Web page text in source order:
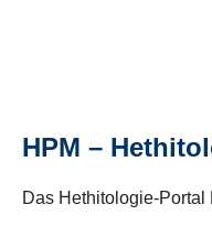
HPM –
Das Hethitologie-Portal